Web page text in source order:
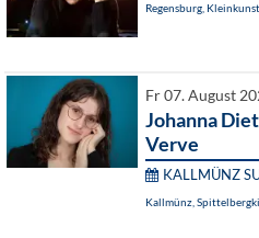
Regensburg,
Fr 07. August
Johanna
Verve
KALLMÜNZ
Kallmünz,